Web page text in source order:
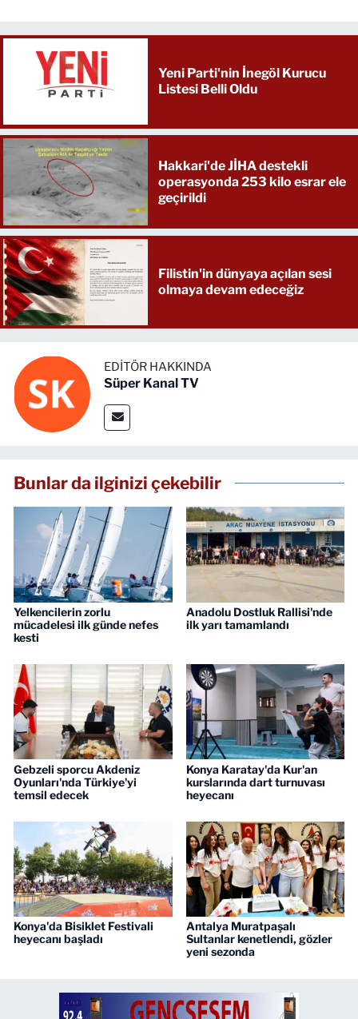
Yeni Parti'nin İnegöl Kurucu
Listesi Belli Oldu
Hakkari'de JİHA destekli
operasyonda 253 kilo esrar ele
geçirildi
Filistin'in dünyaya açılan sesi
olmaya devam edeceğiz
EDITÖR HAKKINDA
Süper Kanal TV
Bunlar da ilginizi çekebilir
Yelkencilerin zorlu
mücadelesi ilk günde nefes
kesti
Anadolu Dostluk Rallisi'nde
ilk yarı tamamlandı
Gebzeli sporcu Akdeniz
Oyunları'nda Türkiye'yi
temsil edecek
Konya Karatay'da Kur'an
kurslarında dart turnuvası
heyecanı
Konya'da Bisiklet Festivali
heyecanı başladı
Antalya Muratpaşalı
Sultanlar kenetlendi, gözler
yeni sezonda